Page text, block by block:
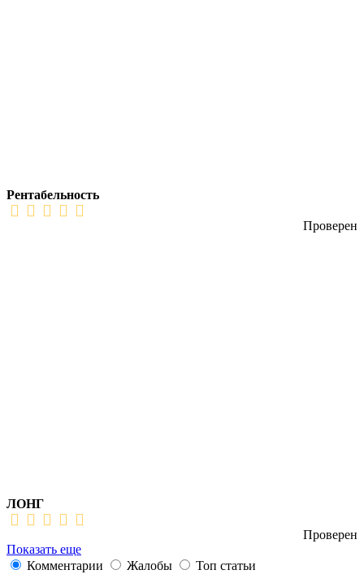
Рентабельность
Проверен
ЛОНГ
Проверен
Показать еще
Комментарии
Жалобы Топ статьи